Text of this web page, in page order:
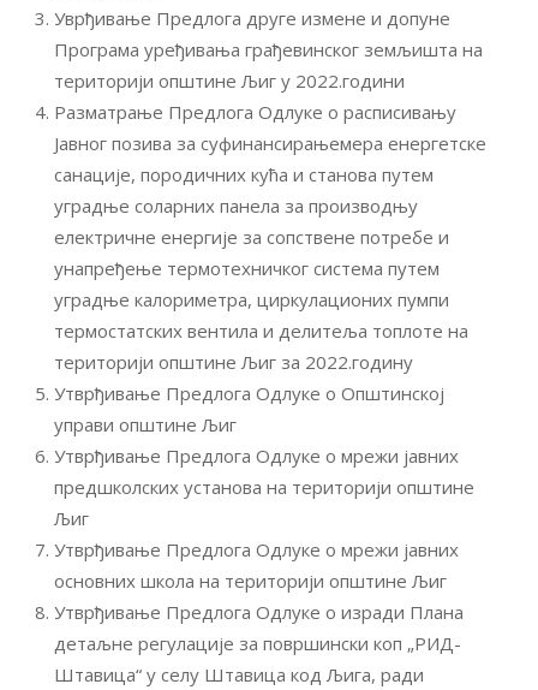
Уврђивање Предлога друге измене и допуне
Програма уређивања грађевинског земљишта на
територији општине Љиг у 2022.години
Разматрање Предлога Одлуке о расписивању
Јавног позива за суфинансирањемера енергетске
санације, породичних кућа и станова путем
уградње соларних панела за производњу
електричне енергије за сопствене потребе и
унапређење термотехничког система путем
уградње калориметра, циркулационих пумпи
термостатских вентила и делитеља топлоте на
територији општине Љиг за 2022.годину
Утврђивање Предлога Одлуке о Општинској
управи општине Љиг
Утврђивање Предлога Одлуке о мрежи јавних
предшколских установа на територији општине
Љиг
Утврђивање Предлога Одлуке о мрежи јавних
основних школа на територији општине Љиг
Утврђивање Предлога Одлуке о изради Плана
детаљне регулације за површински коп „РИД-
Штавица“ у селу Штавица код Љига, ради